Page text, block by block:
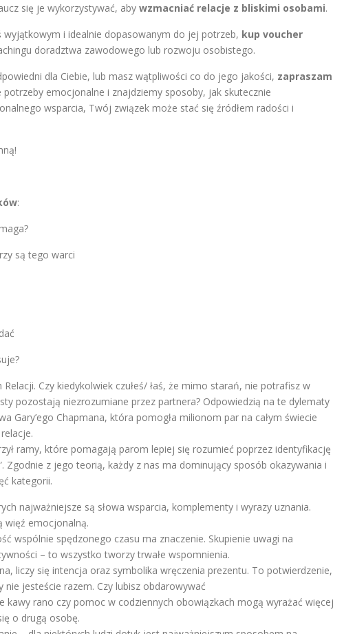
się je wykorzystywać, aby wzmacniać relacje z bliskimi osobami.
wyjątkowym i idealnie dopasowanym do jej potrzeb, kup voucher
doradztwa zawodowego lub rozwoju osobistego.
dla Ciebie, lub masz wątpliwości co do jego jakości, zapraszam
emocjonalne i znajdziemy sposoby, jak skutecznie
wsparcia, Twój związek może stać się źródłem radości i
:
są tego warci
Relacji. Czy kiedykolwiek czułeś/ łaś, że mimo starań, nie potrafisz w
pozostają niezrozumiane przez partnera? Odpowiedzią na te dylematy
Gary’ego Chapmana, która pomogła milionom par na całym świecie
ramy, które pomagają parom lepiej się rozumieć poprzez identyfikację
Zgodnie z jego teorią, każdy z nas ma dominujący sposób okazywania i
kategorii.
najważniejsze są słowa wsparcia, komplementy i wyrazy uznania.
więź emocjonalną.
wspólnie spędzonego czasu ma znaczenie. Skupienie uwagi na
– to wszystko tworzy trwałe wspomnienia.
liczy się intencja oraz symbolika wręczenia prezentu. To potwierdzenie,
jesteście razem. Czy lubisz obdarowywać
kawy rano czy pomoc w codziennych obowiązkach mogą wyrażać więcej
o drugą osobę.